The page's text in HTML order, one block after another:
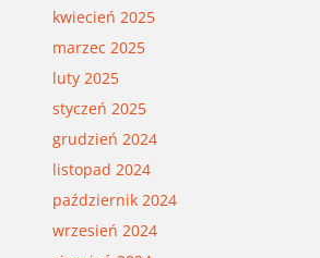
kwiecień 2025
marzec 2025
luty 2025
styczeń 2025
grudzień 2024
listopad 2024
październik 2024
wrzesień 2024